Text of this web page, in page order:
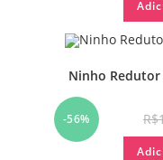
-56%
Ninho
R$